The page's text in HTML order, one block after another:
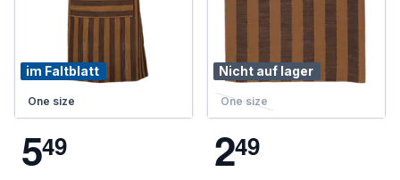
im Faltblatt
One size
549
Nicht auf lager
One size
249